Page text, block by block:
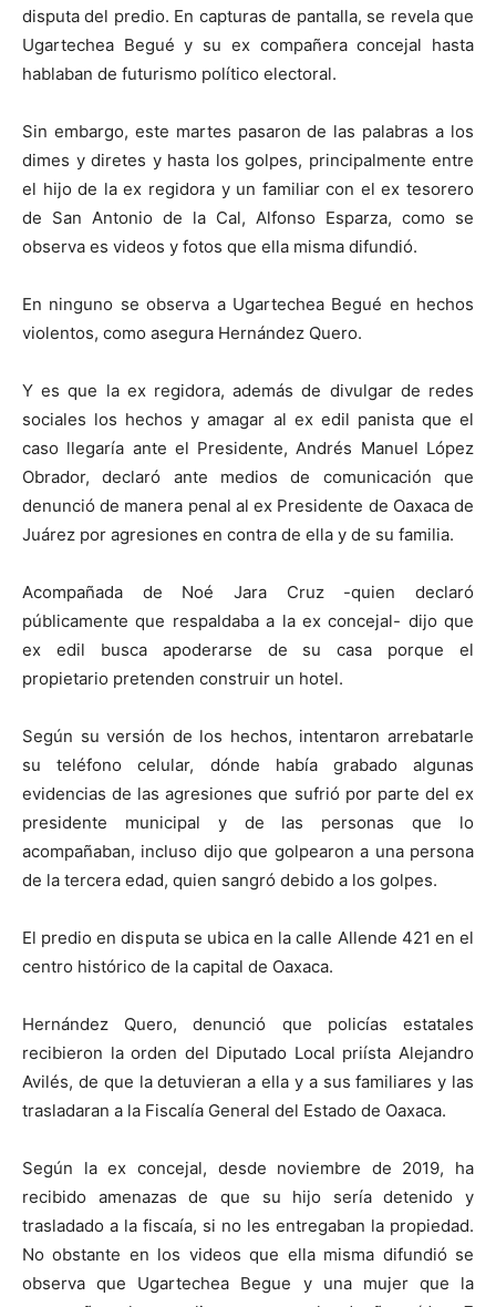
disputa del predio. En capturas de pantalla, se revela que
Ugartechea Begué y su ex compañera concejal hasta
hablaban de futurismo político electoral.
Sin embargo, este martes pasaron de las palabras a los
dimes y diretes y hasta los golpes, principalmente entre
el hijo de la ex regidora y un familiar con el ex tesorero
de San Antonio de la Cal, Alfonso Esparza, como se
observa es videos y fotos que ella misma difundió.
En ninguno se observa a Ugartechea Begué en hechos
violentos, como asegura Hernández Quero.
Y es que la ex regidora, además de divulgar de redes
sociales los hechos y amagar al ex edil panista que el
caso llegaría ante el Presidente, Andrés Manuel López
Obrador, declaró ante medios de comunicación que
denunció de manera penal al ex Presidente de Oaxaca de
Juárez por agresiones en contra de ella y de su familia.
Acompañada de Noé Jara Cruz -quien declaró
públicamente que respaldaba a la ex concejal- dijo que
ex edil busca apoderarse de su casa porque el
propietario pretenden construir un hotel.
Según su versión de los hechos, intentaron arrebatarle
su teléfono celular, dónde había grabado algunas
evidencias de las agresiones que sufrió por parte del ex
presidente municipal y de las personas que lo
acompañaban, incluso dijo que golpearon a una persona
de la tercera edad, quien sangró debido a los golpes.
El predio en disputa se ubica en la calle Allende 421 en el
centro histórico de la capital de Oaxaca.
Hernández Quero, denunció que policías estatales
recibieron la orden del Diputado Local priísta Alejandro
Avilés, de que la detuvieran a ella y a sus familiares y las
trasladaran a la Fiscalía General del Estado de Oaxaca.
Según la ex concejal, desde noviembre de 2019, ha
recibido amenazas de que su hijo sería detenido y
trasladado a la fiscaía, si no les entregaban la propiedad.
No obstante en los videos que ella misma difundió se
observa que Ugartechea Begue y una mujer que la